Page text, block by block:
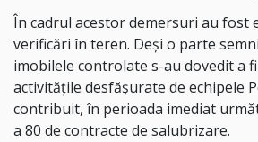
În cadrul acestor demersuri au fost
verificări în teren. Deși o parte
imobilele controlate s-au dovedit a
activitățile desfășurate de echipele
contribuit, în perioada imediat
a 80 de contracte de salubrizare.